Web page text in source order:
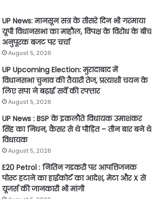
UP News: मानसून सत्र के तीसरे दिन भी गरमाया
यूपी विधानसभा का माहौल, विपक्ष के विरोध के बीच
अनुपूरक बजट पर चर्चा
August 5, 2026
UP Upcoming Election: मुरादाबाद में
विधानसभा चुनाव की तैयारी तेज, प्रत्याशी चयन के
लिए सपा ने बढ़ाई सर्वे की रफ्तार
August 5, 2026
UP News : BSP के इकलौते विधायक उमाशंकर
सिंह का निधन, कैंसर से थे पीड़ित – तीन बार बने थे
विधायक
August 5, 2026
E20 Petrol : नितिन गडकरी पर आपत्तिजनक
पोस्ट हटाने का हाईकोर्ट का आदेश, मेटा और X से
यूजर्स की जानकारी भी मांगी